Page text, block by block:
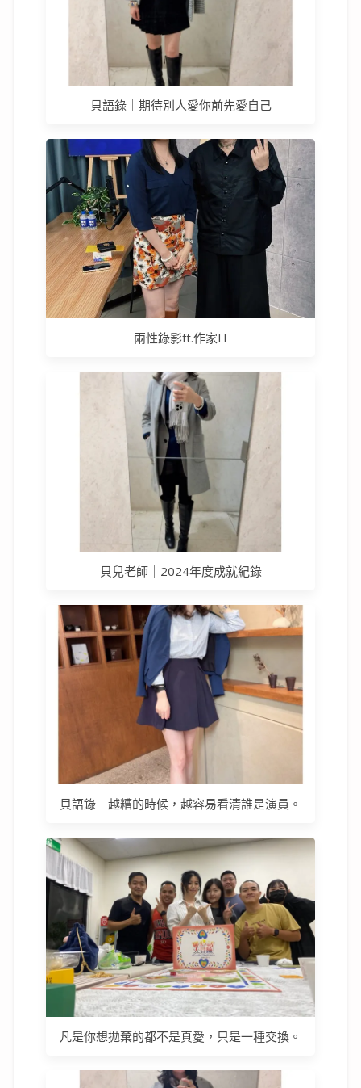
貝語錄｜期待別人愛你前先愛自己
兩性錄影ft.作家H
貝兒老師｜2024年度成就紀錄
貝語錄｜越糟的時候，越容易看清誰是演員。
凡是你想拋棄的都不是真愛，只是一種交換。